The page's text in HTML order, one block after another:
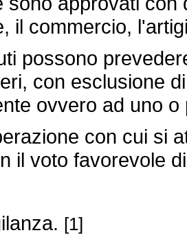
il commercio,
possono
con esclusione
ovvero ad uno
con cui si
il voto favorevole
[1]